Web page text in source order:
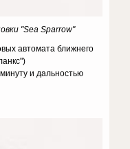
"Sea Sparrow"
автомата ближнего
и дальностью